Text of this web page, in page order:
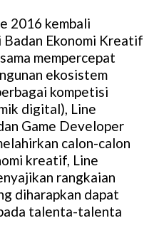
2016 kembali
Badan Ekonomi Kreatif
mempercepat
ekosistem
kompetisi
digital), Line
Game Developer
calon-calon
kreatif, Line
rangkaian
diharapkan dapat
talenta-talenta